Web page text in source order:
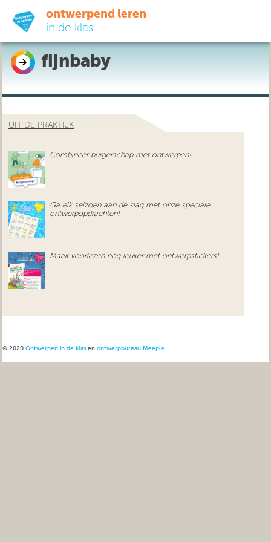
ontwerpend leren
in de klas
ready-to-go
do-it-yourself
uit de praktijk
over ons
fijnbaby
UIT DE PRAKTIJK
Combineer burgerschap met ontwerpen!
Ga elk seizoen aan de slag met onze speciale
ontwerpopdrachten!
Maak voorlezen nóg leuker met ontwerpstickers!
© 2020Ontwerpen in de klas enontwerpbureau Meeple